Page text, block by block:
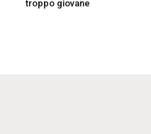
troppo giovane